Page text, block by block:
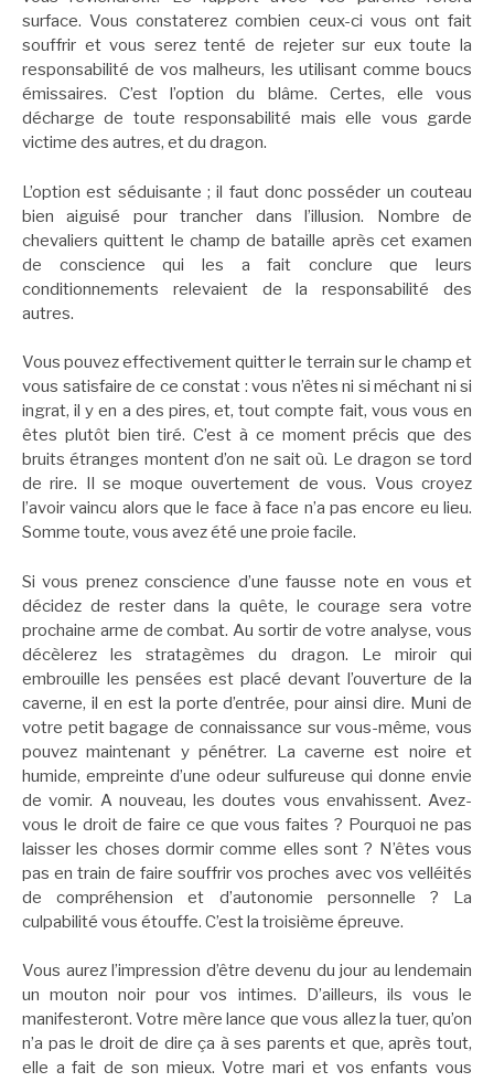
surface. Vous constaterez combien ceux-ci vous ont fait
souffrir et vous serez tenté de rejeter sur eux toute la
responsabilité de vos malheurs, les utilisant comme boucs
émissaires. C’est l’option du blâme. Certes, elle vous
décharge de toute responsabilité mais elle vous garde
victime des autres, et du dragon.
L’option est séduisante ; il faut donc posséder un couteau
bien aiguisé pour trancher dans l’illusion. Nombre de
chevaliers quittent le champ de bataille après cet examen
de conscience qui les a fait conclure que leurs
conditionnements relevaient de la responsabilité des
autres.
Vous pouvez effectivement quitter le terrain sur le champ et
vous satisfaire de ce constat : vous n’êtes ni si méchant ni si
ingrat, il y en a des pires, et, tout compte fait, vous vous en
êtes plutôt bien tiré. C’est à ce moment précis que des
bruits étranges montent d’on ne sait où. Le dragon se tord
de rire. Il se moque ouvertement de vous. Vous croyez
l’avoir vaincu alors que le face à face n’a pas encore eu lieu.
Somme toute, vous avez été une proie facile.
Si vous prenez conscience d’une fausse note en vous et
décidez de rester dans la quête, le courage sera votre
prochaine arme de combat. Au sortir de votre analyse, vous
décèlerez les stratagèmes du dragon. Le miroir qui
embrouille les pensées est placé devant l’ouverture de la
caverne, il en est la porte d’entrée, pour ainsi dire. Muni de
votre petit bagage de connaissance sur vous-même, vous
pouvez maintenant y pénétrer. La caverne est noire et
humide, empreinte d’une odeur sulfureuse qui donne envie
de vomir. A nouveau, les doutes vous envahissent. Avez-
vous le droit de faire ce que vous faites ? Pourquoi ne pas
laisser les choses dormir comme elles sont ? N’êtes vous
pas en train de faire souffrir vos proches avec vos velléités
de compréhension et d’autonomie personnelle ? La
culpabilité vous étouffe. C’est la troisième épreuve.
Vous aurez l’impression d’être devenu du jour au lendemain
un mouton noir pour vos intimes. D’ailleurs, ils vous le
manifesteront. Votre mère lance que vous allez la tuer, qu’on
n’a pas le droit de dire ça à ses parents et que, après tout,
elle a fait de son mieux. Votre mari et vos enfants vous